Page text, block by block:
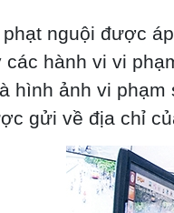
nguội được
hành vi vi
hình ảnh vi
gửi về địa chỉ